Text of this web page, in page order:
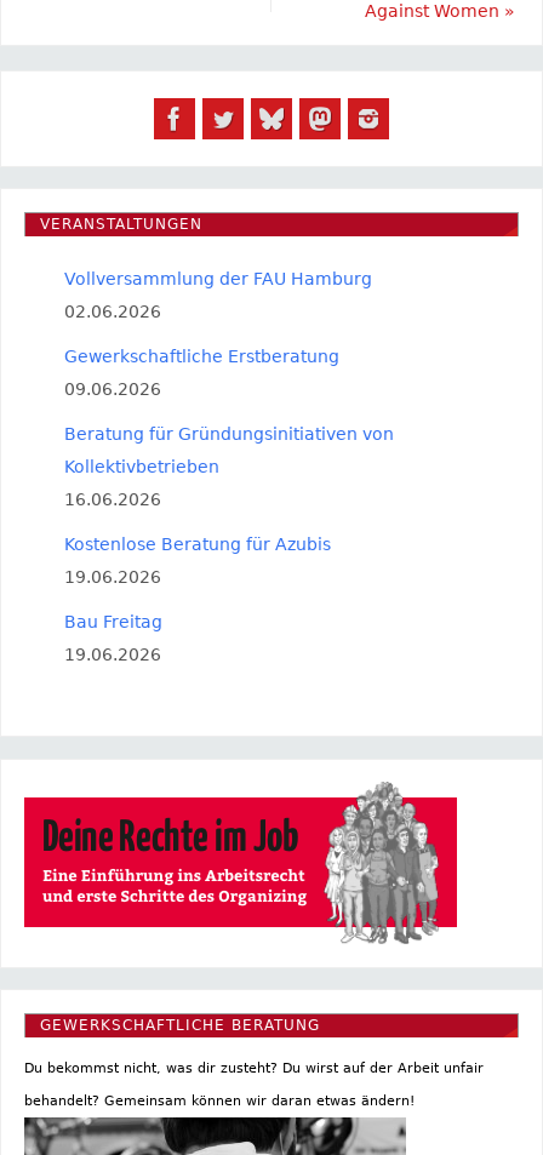
Against Women »
VERANSTALTUNGEN
Vollversammlung der FAU Hamburg
02.06.2026
Gewerkschaftliche Erstberatung
09.06.2026
Beratung für Gründungsinitiativen von
Kollektivbetrieben
16.06.2026
Kostenlose Beratung für Azubis
19.06.2026
Bau Freitag
19.06.2026
GEWERKSCHAFTLICHE BERATUNG
Du bekommst nicht, was dir zusteht? Du wirst auf der Arbeit unfair
behandelt? Gemeinsam können wir daran etwas ändern!